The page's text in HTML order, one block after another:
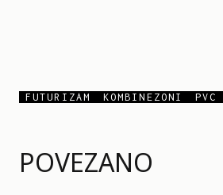
POVEZANO
FUTURIZAM KOMBINEZONI PVC